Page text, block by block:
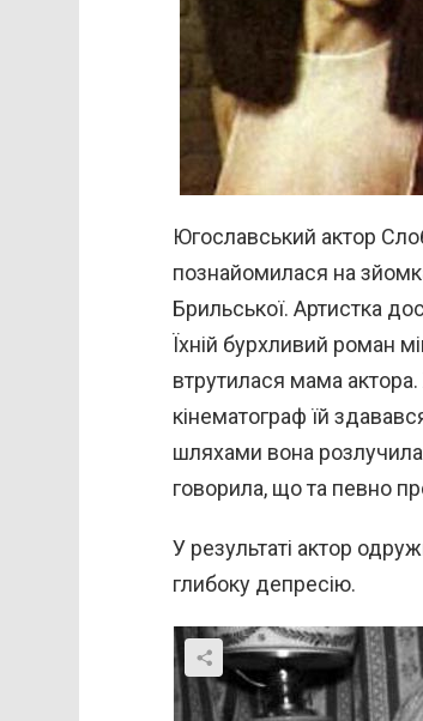
Югославський актор
познайомилася на
Брильської. Артистка
Їхній бурхливий роман
втрутилася мама
кінематограф їй
шляхами вона
говорила, що та певно
У результаті актор
глибоку депресію.